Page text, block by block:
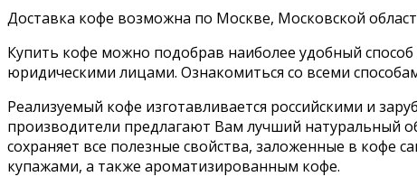
Доставка кофе возможна по Москве, Московской
Купить кофе можно подобрав наиболее удобный
юридическими лицами. Ознакомиться со всеми
Реализуемый кофе изготавливается российскими и
производители предлагают Вам лучший натуральный
сохраняет все полезные свойства, заложенные в
купажами, а также ароматизированным кофе.